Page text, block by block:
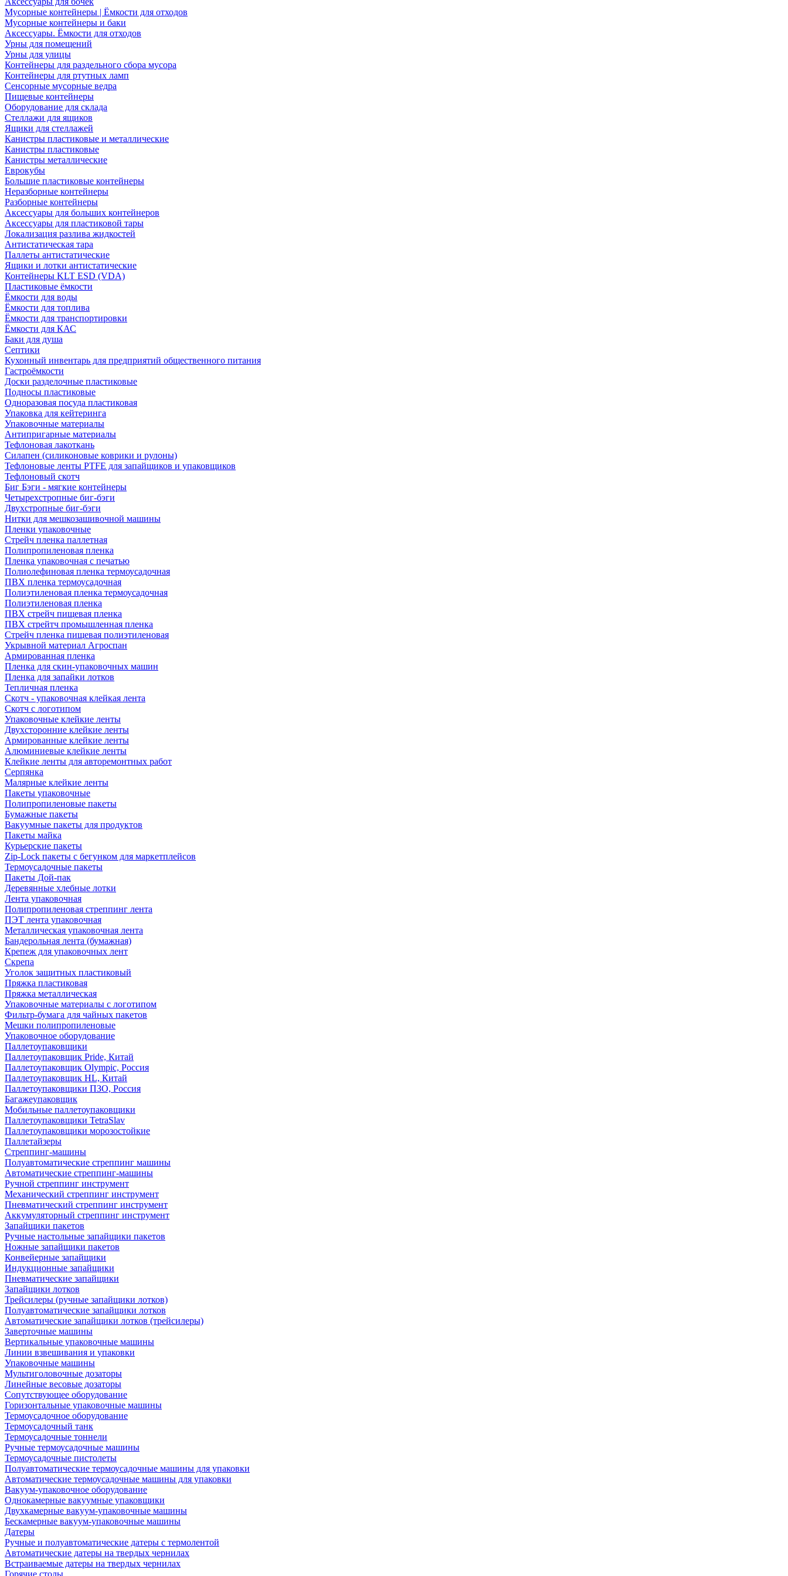
Мусорные контейнеры | Ёмкости для отходов
Мусорные контейнеры и баки
Аксессуары. Ёмкости для отходов
Урны для помещений
Урны для улицы
Контейнеры для раздельного сбора мусора
Контейнеры для ртутных ламп
Сенсорные мусорные ведра
Пищевые контейнеры
Оборудование для склада
Стеллажи для ящиков
Ящики для стеллажей
Канистры пластиковые и металлические
Канистры пластиковые
Канистры металлические
Еврокубы
Большие пластиковые контейнеры
Неразборные контейнеры
Разборные контейнеры
Аксессуары для больших контейнеров
Аксессуары для пластиковой тары
Локализация разлива жидкостей
Антистатическая тара
Паллеты антистатические
Ящики и лотки антистатические
Контейнеры KLT ESD (VDA)
Пластиковые ёмкости
Ёмкости для воды
Ёмкости для топлива
Ёмкости для транспортировки
Ёмкости для КАС
Баки для душа
Септики
Кухонный инвентарь для предприятий общественного питания
Гастроёмкости
Доски разделочные пластиковые
Подносы пластиковые
Одноразовая посуда пластиковая
Упаковка для кейтеринга
Упаковочные материалы
Антипригарные материалы
Тефлоновая лакоткань
Силапен (силиконовые коврики и рулоны)
Тефлоновые ленты PTFE для запайщиков и упаковщиков
Тефлоновый скотч
Биг Бэги - мягкие контейнеры
Четырехстропные биг-бэги
Двухстропные биг-бэги
Нитки для мешкозашивочной машины
Пленки упаковочные
Стрейч пленка паллетная
Полипропиленовая пленка
Пленка упаковочная с печатью
Полиолефиновая пленка термоусадочная
ПВХ пленка термоусадочная
Полиэтиленовая пленка термоусадочная
Полиэтиленовая пленка
ПВХ стрейч пищевая пленка
ПВХ стрейтч промышленная пленка
Стрейч пленка пищевая полиэтиленовая
Укрывной материал Агроспан
Армированная пленка
Пленка для скин-упаковочных машин
Пленка для запайки лотков
Тепличная пленка
Скотч - упаковочная клейкая лента
Скотч с логотипом
Упаковочные клейкие ленты
Двухсторонние клейкие ленты
Армированные клейкие ленты
Алюминиевые клейкие ленты
Клейкие ленты для авторемонтных работ
Серпянка
Малярные клейкие ленты
Пакеты упаковочные
Полипропиленовые пакеты
Бумажные пакеты
Вакуумные пакеты для продуктов
Пакеты майка
Курьерские пакеты
Zip-Lock пакеты с бегунком для маркетплейсов
Термоусадочные пакеты
Пакеты Дой-пак
Деревянные хлебные лотки
Лента упаковочная
Полипропиленовая стреппинг лента
ПЭТ лента упаковочная
Металлическая упаковочная лента
Бандерольная лента (бумажная)
Крепеж для упаковочных лент
Скрепа
Уголок защитных пластиковый
Пряжка пластиковая
Пряжка металлическая
Упаковочные материалы с логотипом
Фильтр-бумага для чайных пакетов
Мешки полипропиленовые
Упаковочное оборудование
Паллетоупаковщики
Паллетоупаковщик Pride, Китай
Паллетоупаковщик Olympic, Россия
Паллетоупаковщик HL, Китай
Паллетоупаковщики ПЗО, Россия
Багажеупаковщик
Мобильные паллетоупаковщики
Паллетоупаковщики TetraSlav
Паллетоупаковщики морозостойкие
Паллетайзеры
Стреппинг-машины
Полуавтоматические стреппинг машины
Автоматические стреппинг-машины
Ручной стреппинг инструмент
Механический стреппинг инструмент
Пневматический стреппинг инструмент
Аккумуляторный стреппинг инструмент
Запайщики пакетов
Ручные настольные запайщики пакетов
Ножные запайщики пакетов
Конвейерные запайщики
Индукционные запайщики
Пневматические запайщики
Запайщики лотков
Трейсилеры (ручные запайщики лотков)
Полуавтоматические запайщики лотков
Автоматические запайщики лотков (трейсилеры)
Заверточные машины
Вертикальные упаковочные машины
Линии взвешивания и упаковки
Упаковочные машины
Мультиголовочные дозаторы
Линейные весовые дозаторы
Сопутствующее оборудование
Горизонтальные упаковочные машины
Термоусадочное оборудование
Термоусадочный танк
Термоусадочные тоннели
Ручные термоусадочные машины
Термоусадочные пистолеты
Полуавтоматические термоусадочные машины для упаковки
Автоматические термоусадочные машины для упаковки
Вакуум-упаковочное оборудование
Однокамерные вакуумные упаковщики
Двухкамерные вакуум-упаковочные машины
Бескамерные вакуум-упаковочные машины
Датеры
Ручные и полуавтоматические датеры с термолентой
Автоматические датеры на твердых чернилах
Встраиваемые датеры на твердых чернилах
Горячие столы